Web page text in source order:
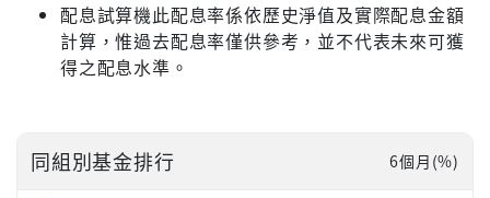
配息試算機此配息率係依歷史淨值及實際配息金額
計算，惟過去配息率僅供參考，並不代表未來可獲
得之配息水準。
同組別基金排行 6個月(%)